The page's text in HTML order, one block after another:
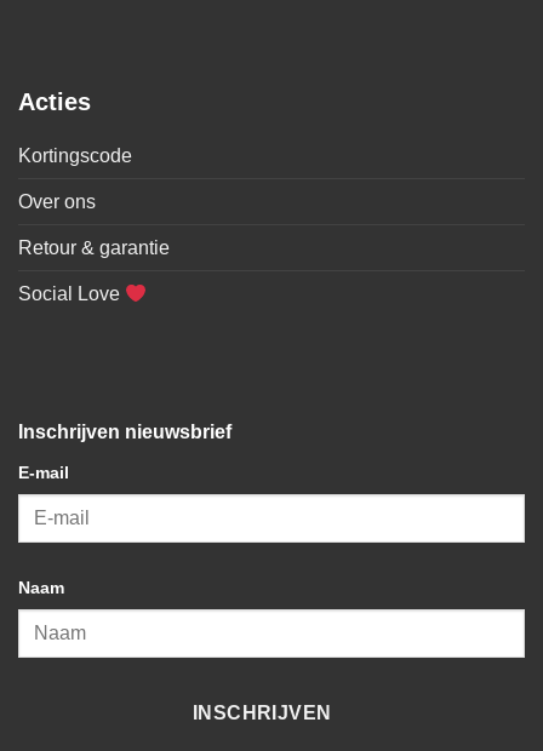
Acties
Kortingscode
Over ons
Retour & garantie
Social Love
Inschrijven nieuwsbrief
E-mail
Naam
INSCHRIJVEN